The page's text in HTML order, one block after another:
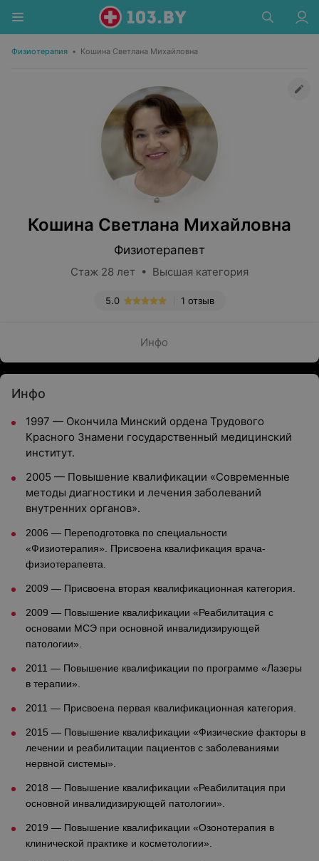
Физиотерапия • Кошина Светлана Михайловна
Кошина Светлана Михайловна
Физиотерапевт
Стаж 28 лет • Высшая категория
1 отзыв
5.0
Инфо
Инфо
1997 — Окончила Минский ордена Трудового
Красного Знамени государственный медицинский
институт.
2005 — Повышение квалификации «Современные
методы диагностики и лечения заболеваний
внутренних органов».
2006 — Переподготовка по специальности
«Физиотерапия». Присвоена квалификация врача-
физиотерапевта.
2009 — Присвоена вторая квалификационная категория.
2009 — Повышение квалификации «Реабилитация с
основами МСЭ при основной инвалидизирующей
патологии».
2011 — Повышение квалификации по программе «Лазеры
в терапии».
2011 — Присвоена первая квалификационная категория.
2015 — Повышение квалификации «Физические факторы в
лечении и реабилитации пациентов с заболеваниями
нервной системы».
2018 — Повышение квалификации «Реабилитация при
основной инвалидизирующей патологии».
2019 — Повышение квалификации «Озонотерапия в
клинической практике и косметологии».